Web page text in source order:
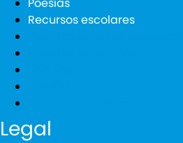
Recursos escolares
Legal